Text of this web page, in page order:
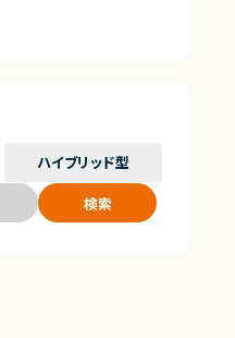
ハイブリッド型
検索